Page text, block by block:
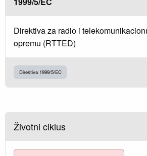
Direktiva za radio i
opremu (RTTED)
Direktiva 1999/5/EC
Životni ciklus